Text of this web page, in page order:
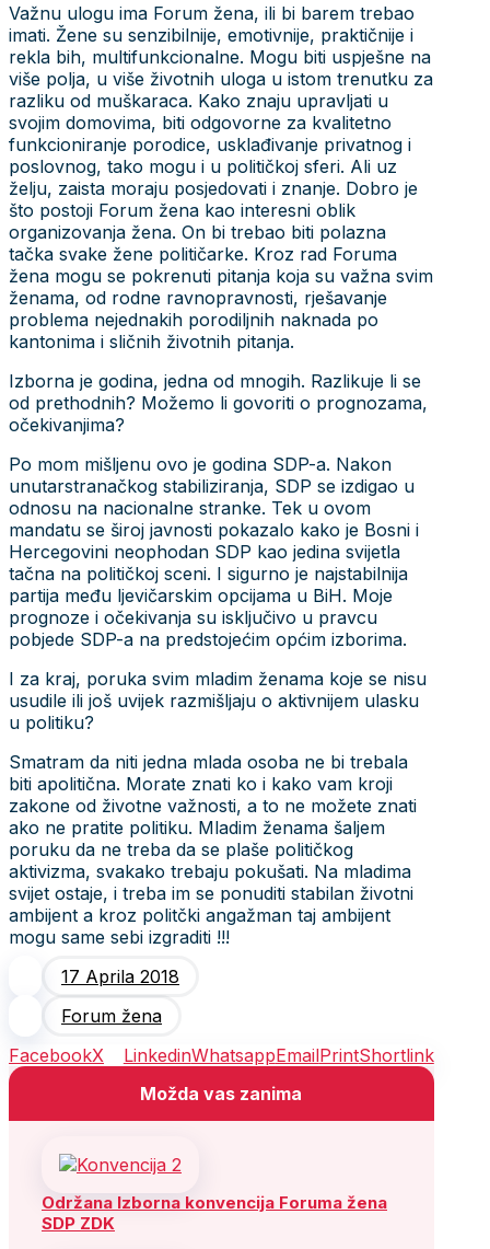
Važnu ulogu ima Forum žena, ili bi barem trebao
imati. Žene su senzibilnije, emotivnije, praktičnije i
rekla bih, multifunkcionalne. Mogu biti uspješne na
više polja, u više životnih uloga u istom trenutku za
razliku od muškaraca. Kako znaju upravljati u
svojim domovima, biti odgovorne za kvalitetno
funkcioniranje porodice, usklađivanje privatnog i
poslovnog, tako mogu i u političkoj sferi. Ali uz
želju, zaista moraju posjedovati i znanje. Dobro je
što postoji Forum žena kao interesni oblik
organizovanja žena. On bi trebao biti polazna
tačka svake žene političarke. Kroz rad Foruma
žena mogu se pokrenuti pitanja koja su važna svim
ženama, od rodne ravnopravnosti, rješavanje
problema nejednakih porodiljnih naknada po
kantonima i sličnih životnih pitanja.
Izborna je godina, jedna od mnogih. Razlikuje li se
od prethodnih? Možemo li govoriti o prognozama,
očekivanjima?
Po mom mišljenu ovo je godina SDP-a. Nakon
unutarstranačkog stabiliziranja, SDP se izdigao u
odnosu na nacionalne stranke. Tek u ovom
mandatu se široj javnosti pokazalo kako je Bosni i
Hercegovini neophodan SDP kao jedina svijetla
tačna na političkoj sceni. I sigurno je najstabilnija
partija među ljevičarskim opcijama u BiH. Moje
prognoze i očekivanja su isključivo u pravcu
pobjede SDP-a na predstojećim općim izborima.
I za kraj, poruka svim mladim ženama koje se nisu
usudile ili još uvijek razmišljaju o aktivnijem ulasku
u politiku?
Smatram da niti jedna mlada osoba ne bi trebala
biti apolitična. Morate znati ko i kako vam kroji
zakone od životne važnosti, a to ne možete znati
ako ne pratite politiku. Mladim ženama šaljem
poruku da ne treba da se plaše političkog
aktivizma, svakako trebaju pokušati. Na mladima
svijet ostaje, i treba im se ponuditi stabilan životni
ambijent a kroz politčki angažman taj ambijent
mogu same sebi izgraditi !!!
17 Aprila 2018
Forum žena
FacebookX LinkedinWhatsappEmailPrintShortlink
Možda vas zanima
Održana Izborna konvencija Foruma žena
SDP ZDK